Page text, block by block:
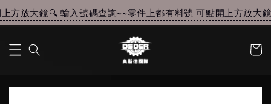
方放大鏡🔍 輸入號碼查詢~~零件上都有料號 可點開上方放大